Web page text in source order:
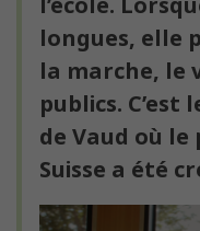
longues, elle
la marche, le
publics. C’est
de Vaud où
Suisse a été